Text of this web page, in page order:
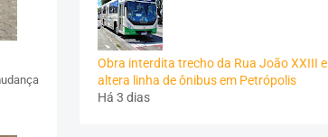
Obra interdita trecho da Rua João XXIII e
altera linha de ônibus em Petrópolis
Há 3 dias